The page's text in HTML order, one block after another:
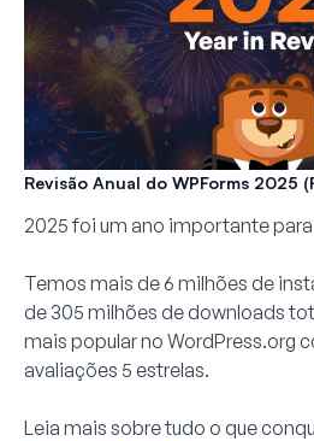
Revisão Anual do WPForms 2025
2025 foi um ano importante para
Temos mais de 6 milhões de
de 305 milhões de downloads
mais popular no WordPress.org
avaliações 5 estrelas.
Leia mais sobre tudo o que